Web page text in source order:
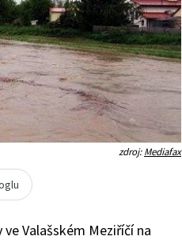
zdroj:Mediafax
Valašském Meziříčí na